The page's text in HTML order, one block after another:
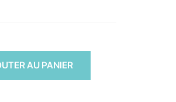
AU PANIER